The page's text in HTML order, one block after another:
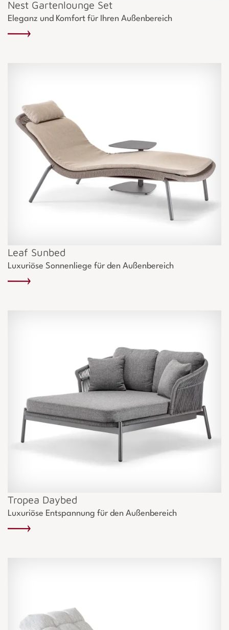
Nest Gartenlounge Set
Eleganz und Komfort für Ihren Außenbereich
Leaf Sunbed
Luxuriöse Sonnenliege für den Außenbereich
Tropea Daybed
Luxuriöse Entspannung für den Außenbereich